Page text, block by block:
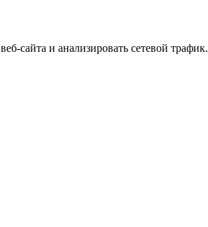
сайта и анализировать сетевой трафик.